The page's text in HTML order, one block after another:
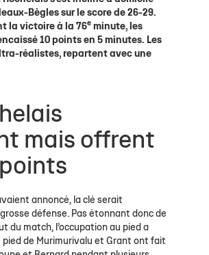
Bègles sur le score de 26-29.
la victoire à la 76e minute, les
10 points en 5 minutes. Les
réalistes, repartent avec une
mais offrent
annoncé, la clé serait
défense. Pas étonnant donc de
du match, l’occupation au pied a
pied de Murimurivalu et Grant ont fait